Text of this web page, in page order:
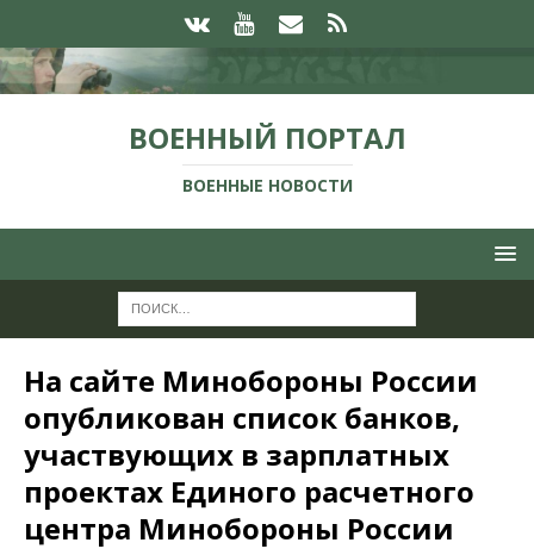
ВОЕННЫЙ ПОРТАЛ
ВОЕННЫЕ НОВОСТИ
На сайте Минобороны России
опубликован список банков,
участвующих в зарплатных
проектах Единого расчетного
центра Минобороны России